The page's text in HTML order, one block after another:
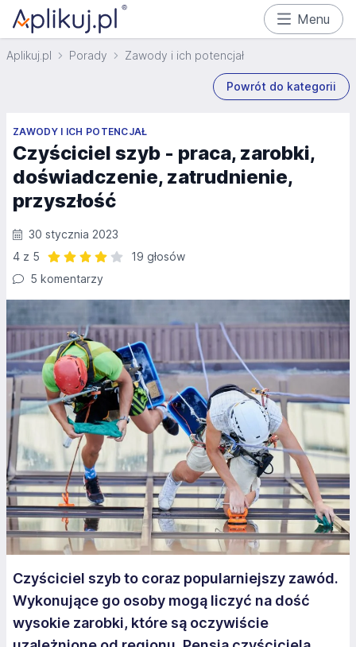
Menu
Aplikuj.pl Porady Zawody i ich potencjał
Powrót do kategorii
ZAWODY I ICH POTENCJAŁ
Czyściciel szyb - praca, zarobki,
doświadczenie, zatrudnienie,
przyszłość
30 stycznia 2023
4 z 5
19 głosów
5 komentarzy
Czyściciel szyb to coraz popularniejszy zawód.
Wykonujące go osoby mogą liczyć na dość
wysokie zarobki, które są oczywiście